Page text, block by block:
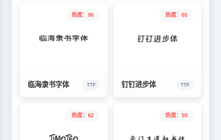
热度：96
临海隶书字体 TTF
热度：65
钉钉进步体 TTF
热度：62 热度：59